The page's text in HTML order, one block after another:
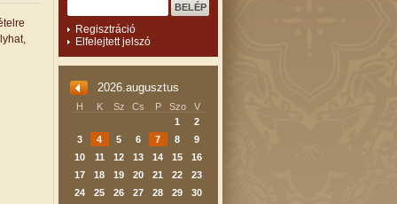
Regisztráció
Elfelejtett jelszó
2026.augusztus
H K Sz Cs P Szo
V
1
2
3
4 5 6 7 8
9
10
11 12 13 14 15
16
17
18 19 20 21 22
23
24
25 26 27 28 29
30